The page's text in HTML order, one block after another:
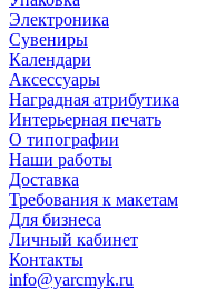
Электроника
Сувениры
Календари
Аксессуары
Наградная атрибутика
Интерьерная печать
О типографии
Наши работы
Доставка
Требования к макетам
Для бизнеса
Личный кабинет
Контакты
info@yarcmyk.ru